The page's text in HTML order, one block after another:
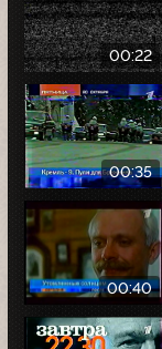
00:22
00:35
00:40